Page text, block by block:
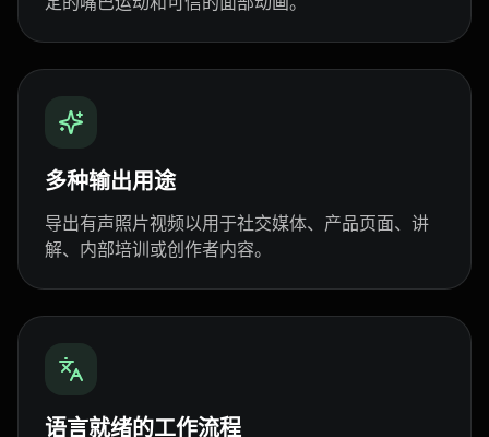
Baby 06
Baby 09
Doctor 02 Doctor 03 Doctor 04
Doctor 08
Teacher 01 Teacher 02
多种输出用途
导出有声照片视频以用于社交媒体、产品页面、讲
解、内部培训或创作者内容。
语言就绪的工作流程